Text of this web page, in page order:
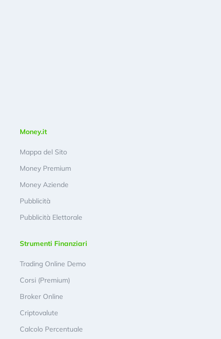
Money.it
Mappa del Sito
Money Premium
Money Aziende
Pubblicità
Pubblicità Elettorale
Strumenti Finanziari
Trading Online Demo
Corsi (Premium)
Broker Online
Criptovalute
Calcolo Percentuale